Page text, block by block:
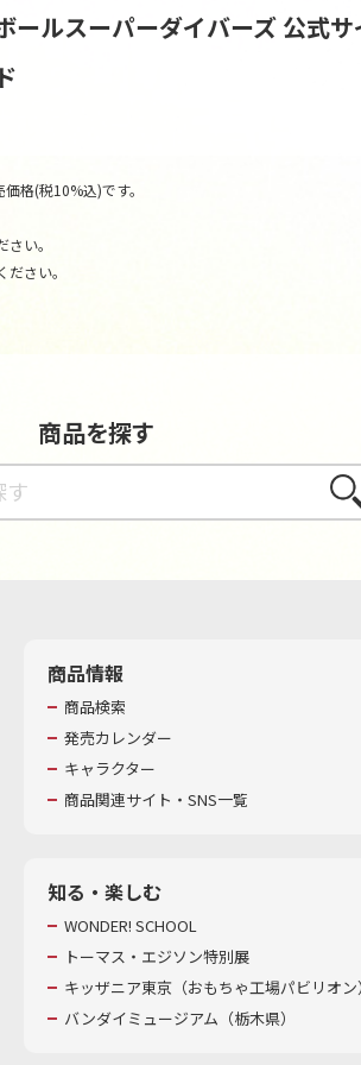
ールスーパーダイバーズ 公式
格(税10%込)です。
い。
さい。
商品を探す
さが
商品情報
商品検索
発売カレンダー
キャラクター
商品関連サイト・SNS一覧
知る・楽しむ
WONDER! SCHOOL
トーマス・エジソン特別展
キッザニア東京（おもちゃ工場パビリオ
バンダイミュージアム（栃木県）